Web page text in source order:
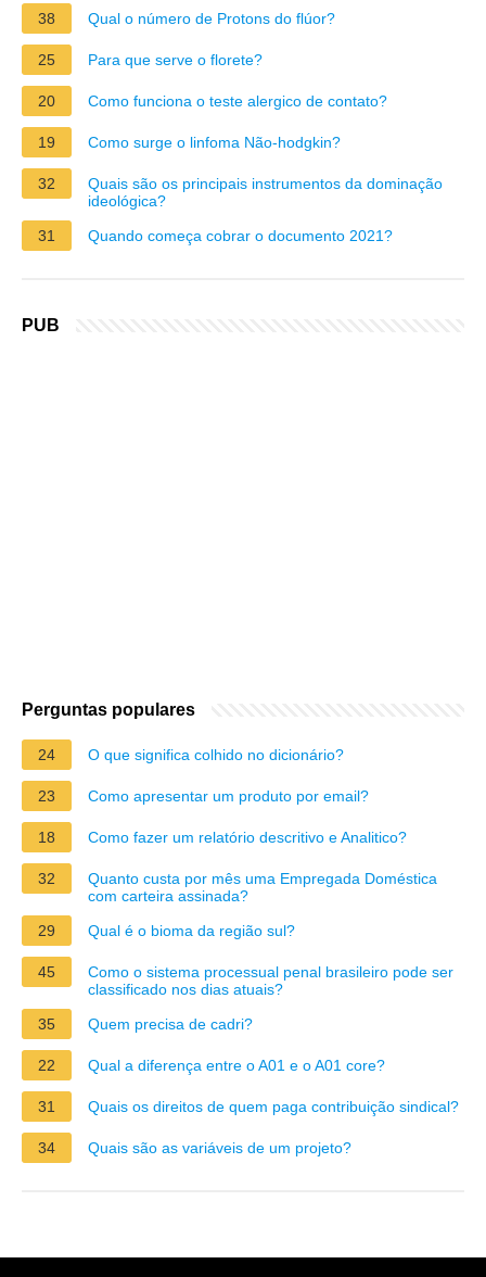
38 Qual o número de Protons do flúor?
25 Para que serve o florete?
20 Como funciona o teste alergico de contato?
19 Como surge o linfoma Não-hodgkin?
32
Quais são os principais instrumentos da dominação
ideológica?
31
Quando começa cobrar o documento 2021?
PUB
Perguntas populares
24 O que significa colhido no dicionário?
23 Como apresentar um produto por email?
18 Como fazer um relatório descritivo e Analitico?
32
Quanto custa por mês uma Empregada Doméstica
com carteira assinada?
29
Qual é o bioma da região sul?
45
Como o sistema processual penal brasileiro pode ser
classificado nos dias atuais?
35
Quem precisa de cadri?
22 Qual a diferença entre o A01 e o A01 core?
31 Quais os direitos de quem paga contribuição sindical?
34 Quais são as variáveis de um projeto?